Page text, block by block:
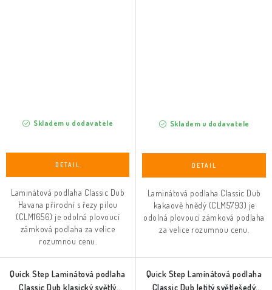
Skladem u dodavatele
Laminátová podlaha Classic Dub
Havana přírodní s řezy pilou
(CLM1656) je odolná plovoucí
zámková podlaha za velice
rozumnou cenu.
Skladem u dodavatele
Laminátová podlaha Classic Dub
kakaově hnědý (CLM5793) je
odolná plovoucí zámková podlaha
za velice rozumnou cenu.
Quick Step Laminátová podlaha
Classic Dub klasický světlý
Quick Step Laminátová podlaha
Classic Dub letitý světlešedý